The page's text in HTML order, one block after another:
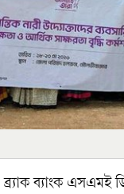
ব্র্যাক ব্যাংক